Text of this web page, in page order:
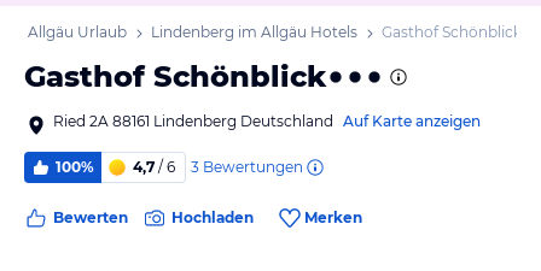
im Allgäu Urlaub Lindenberg im Allgäu Hotels Gasthof Schönblick
Gasthof Schönblick
Ried 2A 88161 Lindenberg Deutschland Auf Karte anzeigen
100% 4,7 / 6 3 Bewertungen
Bewerten Hochladen Merken